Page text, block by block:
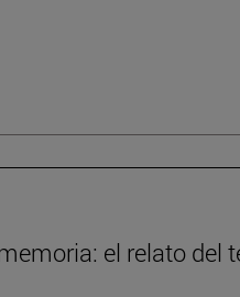
el relato del